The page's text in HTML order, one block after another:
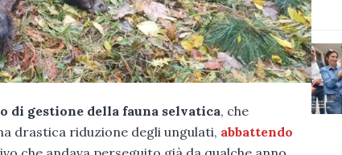
di gestione della fauna selvatica, che
drastica riduzione degli ungulati, abbattendo